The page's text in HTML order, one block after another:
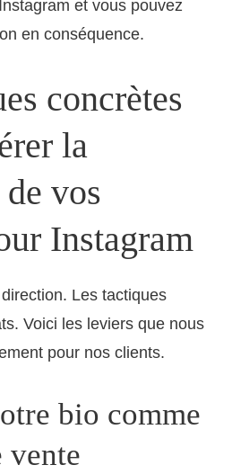
et vous pouvez
en conséquence.
concrètes
la
vos
Instagram
Les tactiques
Voici les leviers que nous
pour nos clients.
bio comme
vente